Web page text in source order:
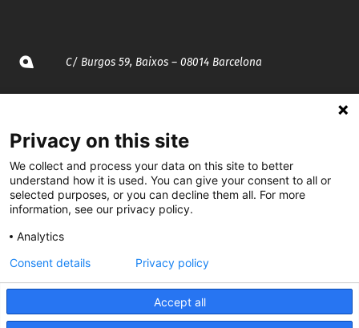
C/ Burgos 59, Baixos – 08014 Barcelona
935 120 481
@CGTCatalunya
cgtcatalunya
Privacy on this site
We collect and process your data on this site to better
understand how it is used. You can give your consent to all or
selected purposes, or you can decline them all. For more
information, see our privacy policy.
Analytics
Accept all
Consent details Privacy policy